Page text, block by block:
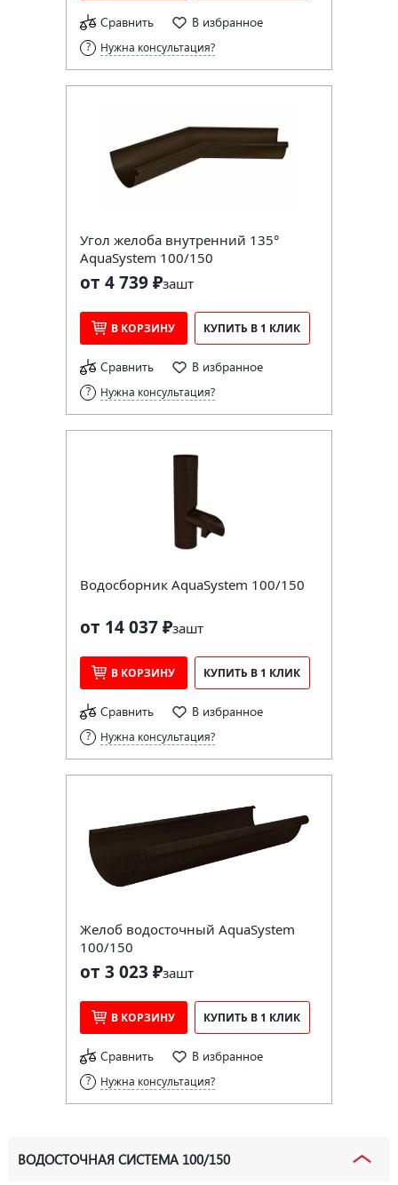
Сравнить В избранное
Нужна консультация?
Угол желоба внутренний 135°
AquaSystem 100/150
от 4 739 ₽зашт
В КОРЗИНУ КУПИТЬ В 1 КЛИК
Сравнить В избранное
Нужна консультация?
Водосборник AquaSystem 100/150
от 14 037 ₽зашт
В КОРЗИНУ КУПИТЬ В 1 КЛИК
Сравнить В избранное
Нужна консультация?
Желоб водосточный AquaSystem
100/150
от 3 023 ₽зашт
В КОРЗИНУ КУПИТЬ В 1 КЛИК
Сравнить В избранное
Нужна консультация?
ВОДОСТОЧНАЯ СИСТЕМА 100/150